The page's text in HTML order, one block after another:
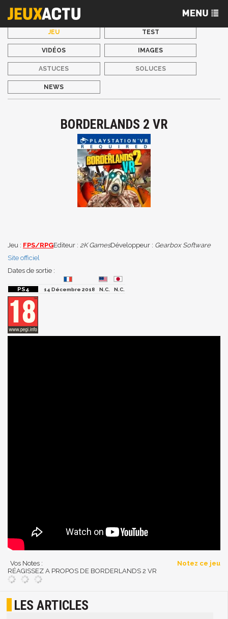
JEU TEST
VIDÉOS IMAGES
ASTUCES SOLUCES
NEWS
BORDERLANDS 2 VR
Jeu : FPS/RPGEditeur : 2K GamesDéveloppeur : Gearbox Software
Site officiel
Dates de sortie :
14 Décembre 2018 N.C. N.C.
Vos Notes :
Notez ce jeu
RÉAGISSEZ A PROPOS DE BORDERLANDS 2 VR
LES ARTICLES